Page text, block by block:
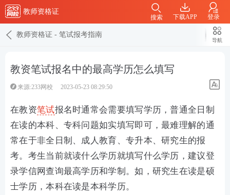
教师资格证
下载APP 登录
搜索
教师资格证 - 笔试报考指南
导航
教资笔试报名中的最高学历怎么填写
来源:233网校 2023-05-23 08:29:50
在教资笔试报名时通常会需要填写学历，普通全日制
在读的本科、专科问题如实填写即可，最难理解的通
常在于非全日制、成人教育、专升本、研究生的报
考。考生当前就读什么学历就填写什么学历，建议登
录学信网查询最高学历和学制。如，研究生在读是硕
士学历，本科在读是本科学历。